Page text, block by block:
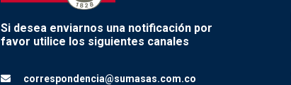
Si desea enviarnos una notificación por
favor utilice los siguientes canales
correspondencia@sumasas.com.co